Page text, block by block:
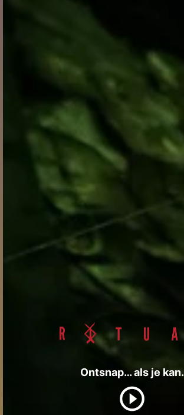
Ontsnap… als je kan.